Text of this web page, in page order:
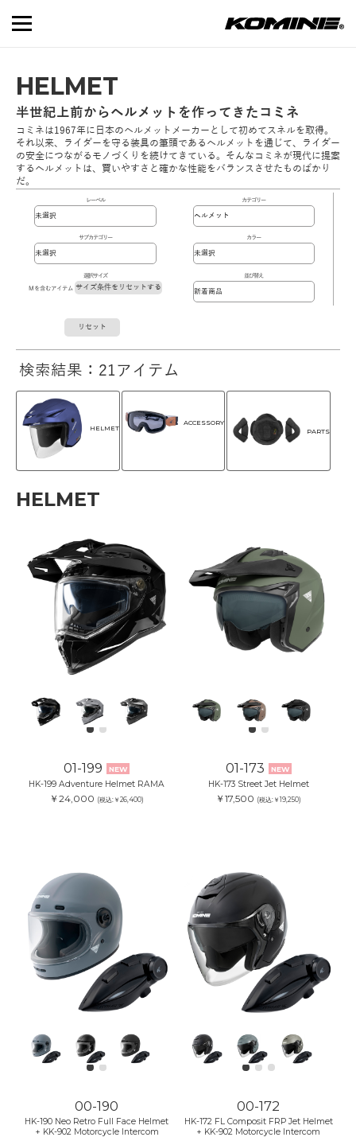
HELMET
半世紀上前からヘルメットを作ってきたコミネ
コミネは1967年に日本のヘルメットメーカーとして初めてスネルを取得。
それ以来、ライダーを守る装具の筆頭であるヘルメットを通じて、ライダー
の安全につながるモノづくりを続けてきている。そんなコミネが現代に提案
するヘルメットは、買いやすさと確かな性能をバランスさせたものばかり
だ。
レーベル カテゴリー
サブカテゴリー カラー
選択サイズ
Mを含むアイテム サイズ条件をリセットする
並び替え
リセット
検索結果：21アイテム
HELMET
ACCESSORY
PARTS
HELMET
01-199 NEW
HK-199 Adventure Helmet RAMA
￥24,000 (税込:￥26,400)
01-173 NEW
HK-173 Street Jet Helmet
￥17,500 (税込:￥19,250)
00-190
HK-190 Neo Retro Full Face Helmet
+ KK-902 Motorcycle Intercom
00-172
HK-172 FL Composit FRP Jet Helmet
+ KK-902 Motorcycle Intercom